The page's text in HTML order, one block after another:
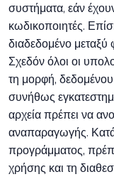
συστήματα, εάν
κωδικοποιητές.
διαδεδομένο
Σχεδόν όλοι οι
τη μορφή, δεδομένου
συνήθως
αρχεία πρέπει να
αναπαραγωγής.
προγράμματος,
χρήσης και τη